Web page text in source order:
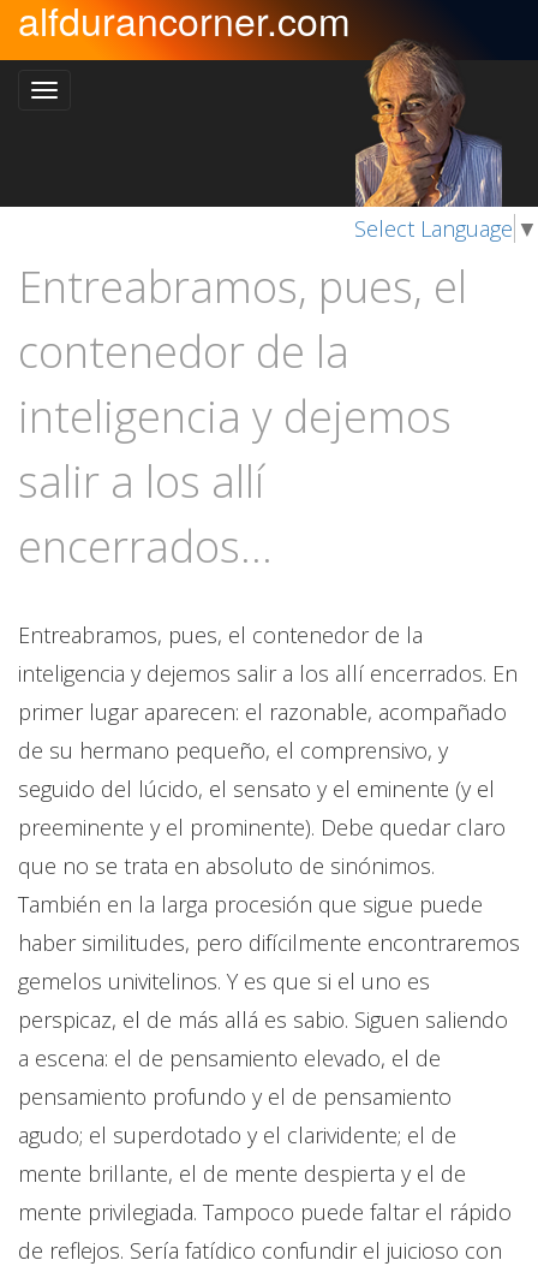
alfdurancorner.com
Select Language ▼
Entreabramos, pues, el
contenedor de la
inteligencia y dejemos
salir a los allí
encerrados...
Entreabramos, pues, el contenedor de la
inteligencia y dejemos salir a los allí encerrados. En
primer lugar aparecen: el razonable, acompañado
de su hermano pequeño, el comprensivo, y
seguido del lúcido, el sensato y el eminente (y el
preeminente y el prominente). Debe quedar claro
que no se trata en absoluto de sinónimos.
También en la larga procesión que sigue puede
haber similitudes, pero difícilmente encontraremos
gemelos univitelinos. Y es que si el uno es
perspicaz, el de más allá es sabio. Siguen saliendo
a escena: el de pensamiento elevado, el de
pensamiento profundo y el de pensamiento
agudo; el superdotado y el clarividente; el de
mente brillante, el de mente despierta y el de
mente privilegiada. Tampoco puede faltar el rápido
de reflejos. Sería fatídico confundir el juicioso con